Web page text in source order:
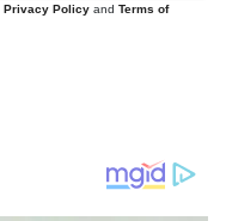
Privacy Policy and Terms of